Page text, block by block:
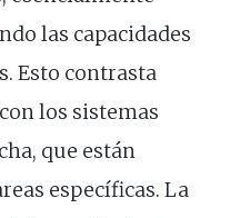
las capacidades
Esto contrasta
los sistemas
que están
específicas. La